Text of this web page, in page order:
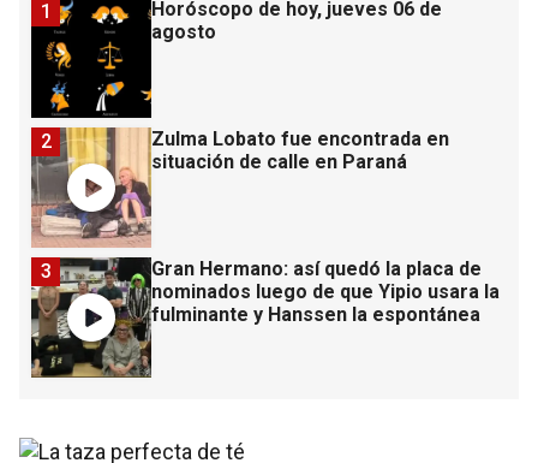
Horóscopo de hoy, jueves 06 de
agosto
1
Zulma Lobato fue encontrada en
situación de calle en Paraná
2
Gran Hermano: así quedó la placa de
nominados luego de que Yipio usara la
fulminante y Hanssen la espontánea
3